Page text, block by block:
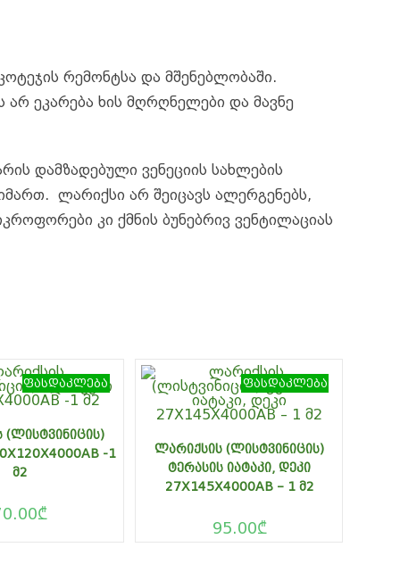
რემონტსა და მშენებლობაში.
არ ეკარება ხის მღრღნელები და მავნე
დამზადებული ვენეციის სახლების
ლარიქსი არ შეიცავს ალერგენებს,
კი ქმნის ბუნებრივ ვენტილაციას
ფასდაკლება
(ᲚᲘᲡᲢᲕᲘᲜᲘᲪᲘᲡ)
-1
Მ2
₾
ფასდაკლება
ᲚᲐᲠᲘᲥᲡᲘᲡ (ᲚᲘᲡᲢᲕᲘᲜᲘᲪᲘᲡ)
ᲢᲔᲠᲐᲡᲘᲡ ᲘᲐᲢᲐᲙᲘ, ᲓᲔᲙᲘ
27X145X4000AB – 1 Მ2
95.00₾